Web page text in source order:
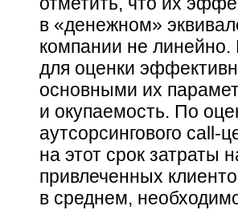
в «денежном»
компании не
для оценки
основными их
и окупаемость. По
аутсорсингового
на этот срок затраты
привлеченных
в среднем,